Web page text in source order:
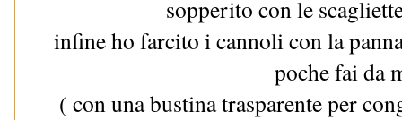
sopperito con le
infine ho farcito i cannoli con la
poche fai da
( con una bustina trasparente per